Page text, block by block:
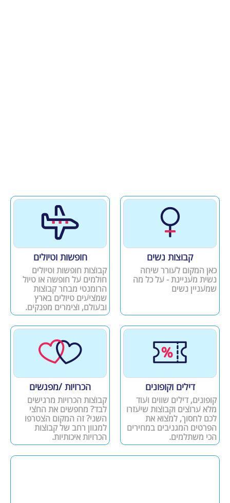
קבוצות נשים
כאן המקום לעורר שיחה
נשית מעניינת - על כל מה
שמעניין נשים
חופשות וטיולים
קבוצות חופשות וטיולים
חולמים על חופשה או טיול
הרומנטי מבחר קבוצות
שמציעים טיולים בארץ
ובעולם, וצימרים מפנקים.
דילים וקופונים
קופונים, דילים שווים ועוד
מלא ערוצים וקבוצות שיעזרו
לכם לחסוך, למצוא את
הפרטים המגניבים במחירים
הכי משתלמים.
הכרויות /מפגשים
קבוצות הכרויות מרגישים
לבד? מחפשים את החצי
השני? זה המקום הצטרפו
למגוון רחב של קבוצות
הכרויות איכותיות.